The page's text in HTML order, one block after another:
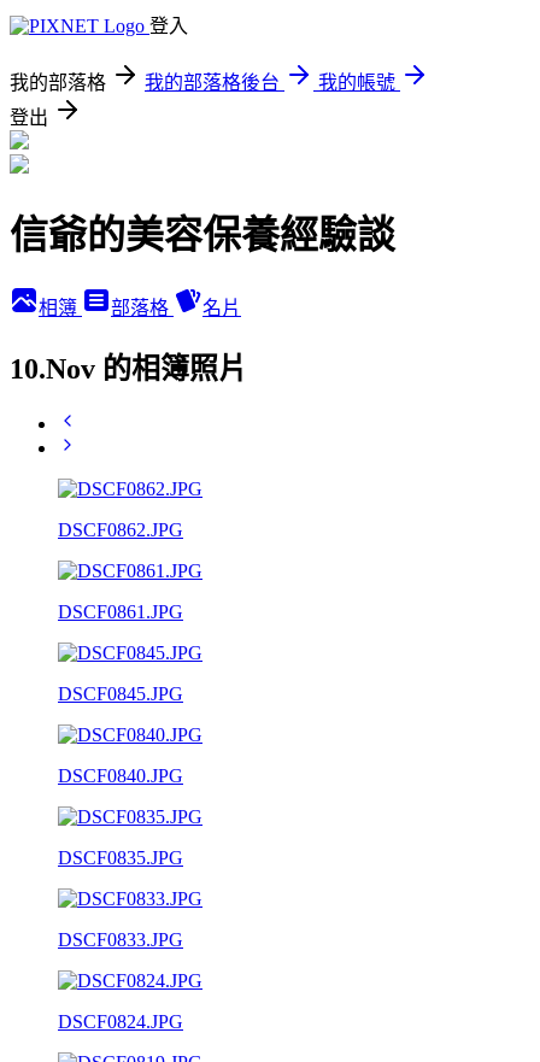
登入
我的部落格 我的部落格後台
我的帳號
登出
信爺的美容保養經驗談
相簿 部落格 名片
10.Nov 的相簿照片
DSCF0862.JPG
DSCF0861.JPG
DSCF0845.JPG
DSCF0840.JPG
DSCF0835.JPG
DSCF0833.JPG
DSCF0824.JPG